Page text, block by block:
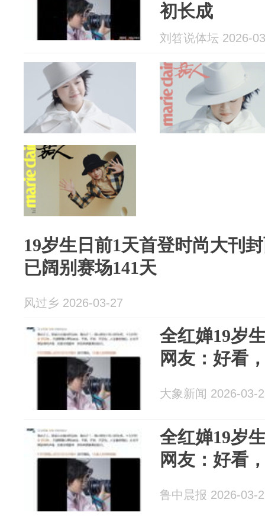
初长成
刘笤说体坛 2026-
19岁生日前1天首登时尚大刊
已阔别赛场141天
风过乡 2026-03-27
全红婵19岁
网友：好看
大象新闻 2026-03-
全红婵19岁
网友：好看
鲁中晨报 2026-03-